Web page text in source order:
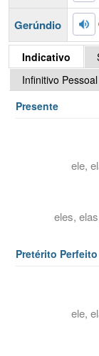
Gerúndio
Indicativo
Infinitivo Pessoal
Presente
ele,
eles,
Pretérito Perfeito
ele,